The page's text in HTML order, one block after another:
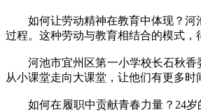
如何让劳动精神在教育中体现？河池
过程。这种劳动与教育相结合的模式，
河池市宜州区第一小学校长石秋香委
从小课堂走向大课堂，让他们有更多
如何在履职中贡献青春力量？24岁